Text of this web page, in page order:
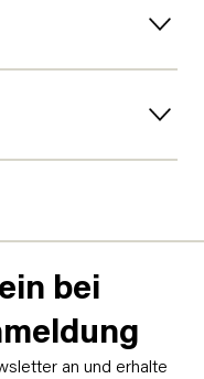
bei
an und erhalte